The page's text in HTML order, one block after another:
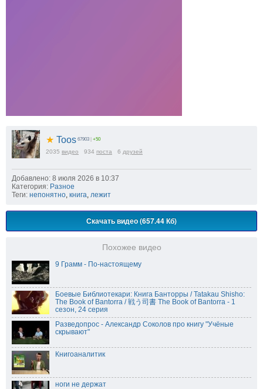
★ Toos 67903 | +50
2035 видео 934 поста 6 друзей
Добавлено: 8 июля 2026 в 10:37
Категория: Разное
Теги: непонятно книга лежит
Скачать видео (657.44 Кб)
Похожее видео
9 Грамм - По-настоящему
Боевые Библиотекари: Книга Банторры / Tatakau Shisho:
The Book of Bantorra / 戦う司書 The Book of Bantorra - 1
сезон, 24 серия
Разведопрос - Александр Соколов про книгу "Учёные
скрывают"
Книгоаналитик
ноги не держат